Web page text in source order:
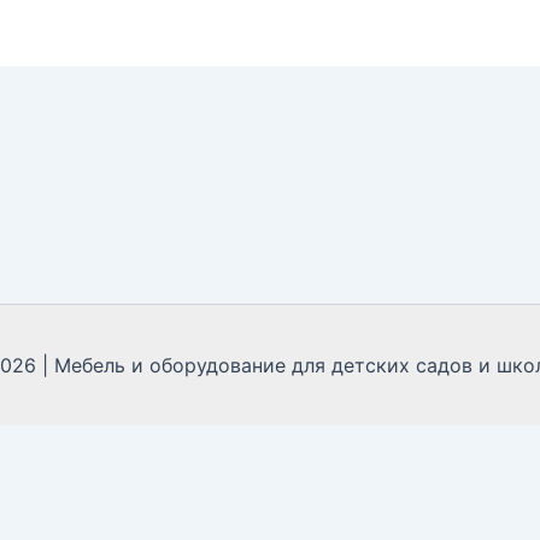
| Мебель и оборудование для детских садов и